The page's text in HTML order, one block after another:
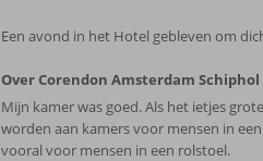
Een avond in het Hotel gebleven om
Over Corendon Amsterdam
Mijn kamer was goed. Als het ietjes
worden aan kamers voor mensen in
vooral voor mensen in een rolstoel.